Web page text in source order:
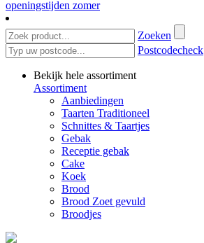
openingstijden zomer
Zoeken
Postcodecheck
Bekijk hele assortiment
Assortiment
Aanbiedingen
Taarten Traditioneel
Schnittes & Taartjes
Gebak
Receptie gebak
Cake
Koek
Brood
Brood Zoet gevuld
Broodjes